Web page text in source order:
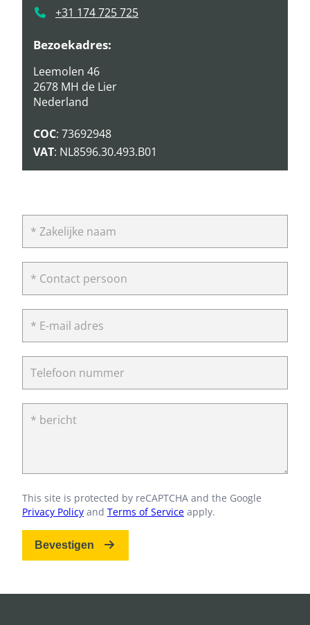
+31 174 725 725
Bezoekadres:
Leemolen 46
2678 MH de Lier
Nederland
COC: 73692948
VAT: NL8596.30.493.B01
* Zakelijke naam
* Contact persoon
* E-mail adres
Telefoon nummer
* bericht
This site is protected by reCAPTCHA and the Google
Privacy Policy and Terms of Service apply.
Bevestigen